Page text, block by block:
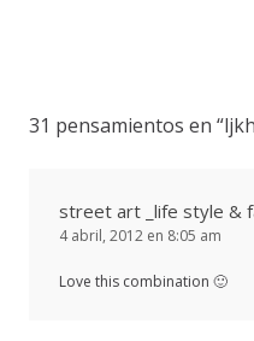
31 pensamientos en “
street art _life style &
4 abril, 2012 en 8:05 am
Love this combination 🙂